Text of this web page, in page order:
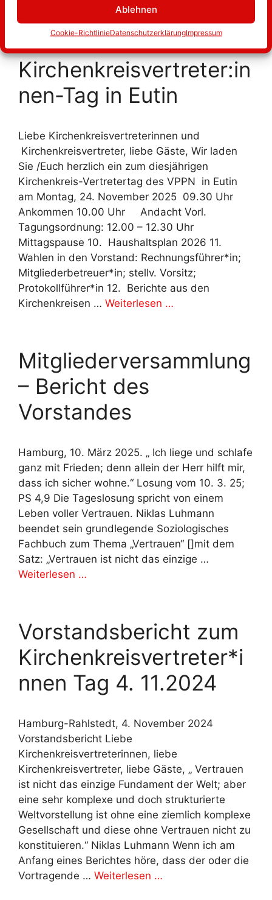
Ablehnen
Cookie-RichtlinieDatenschutzerklärungImpressum
24. November 2025:
Kirchenkreisvertreter:in
nen-Tag in Eutin
Liebe Kirchenkreisvertreterinnen und
Kirchenkreisvertreter, liebe Gäste, Wir laden
Sie /Euch herzlich ein zum diesjährigen
Kirchenkreis-Vertretertag des VPPN in Eutin
am Montag, 24. November 2025 09.30 Uhr
Ankommen 10.00 Uhr Andacht Vorl.
Tagungsordnung: 12.00 – 12.30 Uhr
Mittagspause 10. Haushaltsplan 2026 11.
Wahlen in den Vorstand: Rechnungsführer*in;
Mitgliederbetreuer*in; stellv. Vorsitz;
Protokollführer*in 12. Berichte aus den
Kirchenkreisen … Weiterlesen …
Mitgliederversammlung
– Bericht des
Vorstandes
Hamburg, 10. März 2025. „ Ich liege und schlafe
ganz mit Frieden; denn allein der Herr hilft mir,
dass ich sicher wohne.“ Losung vom 10. 3. 25;
PS 4,9 Die Tageslosung spricht von einem
Leben voller Vertrauen. Niklas Luhmann
beendet sein grundlegende Soziologisches
Fachbuch zum Thema „Vertrauen“ []mit dem
Satz: „Vertrauen ist nicht das einzige …
Weiterlesen …
Vorstandsbericht zum
Kirchenkreisvertreter*i
nnen Tag 4. 11.2024
Hamburg-Rahlstedt, 4. November 2024
Vorstandsbericht Liebe
Kirchenkreisvertreterinnen, liebe
Kirchenkreisvertreter, liebe Gäste, „ Vertrauen
ist nicht das einzige Fundament der Welt; aber
eine sehr komplexe und doch strukturierte
Weltvorstellung ist ohne eine ziemlich komplexe
Gesellschaft und diese ohne Vertrauen nicht zu
konstituieren.“ Niklas Luhmann Wenn ich am
Anfang eines Berichtes höre, dass der oder die
Vortragende … Weiterlesen …